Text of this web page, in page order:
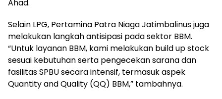
Ahad.
Selain LPG, Pertamina Patra Niaga Jatimbalinus juga
melakukan langkah antisipasi pada sektor BBM.
“Untuk layanan BBM, kami melakukan build up stock
sesuai kebutuhan serta pengecekan sarana dan
fasilitas SPBU secara intensif, termasuk aspek
Quantity and Quality (QQ) BBM,” tambahnya.